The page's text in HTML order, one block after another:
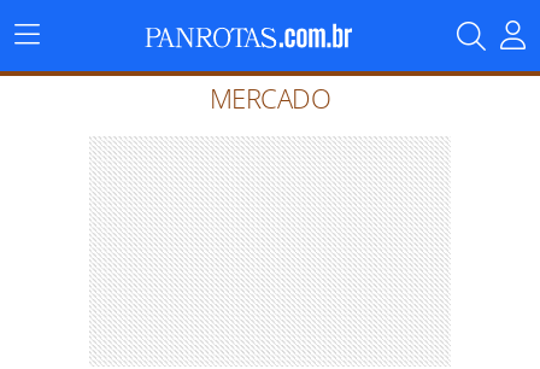
Menu
Principal
MERCADO